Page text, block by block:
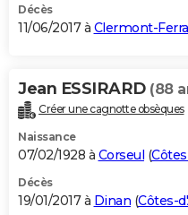
Décès
11/06/2017 à Clermont-
Jean ESSIRARD (88
Créer une cagnotte obsèques
Naissance
07/02/1928 à Corseul (
Décès
19/01/2017 à Dinan (Côtes-